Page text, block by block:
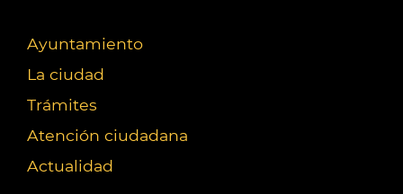
Ayuntamiento
La ciudad
Trámites
Atención ciudadana
Actualidad